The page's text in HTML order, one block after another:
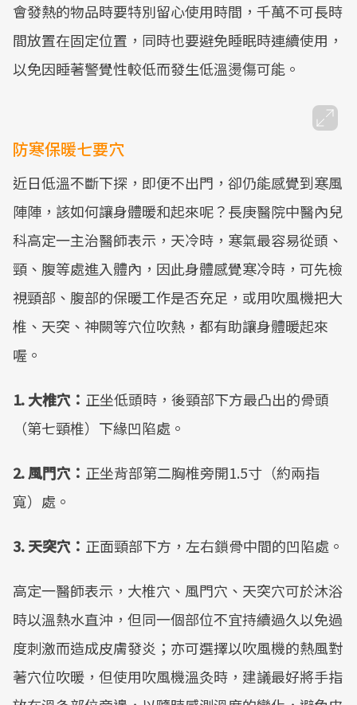
會發熱的物品時要特別留心使用時間，千萬不可長時
間放置在固定位置，同時也要避免睡眠時連續使用，
以免因睡著警覺性較低而發生低溫燙傷可能。
防寒保暖七要穴
近日低溫不斷下探，即便不出門，卻仍能感覺到寒風
陣陣，該如何讓身體暖和起來呢？長庚醫院中醫內兒
科高定一主治醫師表示，天冷時，寒氣最容易從頭、
頸、腹等處進入體內，因此身體感覺寒冷時，可先檢
視頸部、腹部的保暖工作是否充足，或用吹風機把大
椎、天突、神闕等穴位吹熱，都有助讓身體暖起來
喔。
1. 大椎穴： 正坐低頭時，後頸部下方最凸出的骨頭
（第七頸椎）下緣凹陷處。
2. 風門穴： 正坐背部第二胸椎旁開1.5寸（約兩指
寬）處。
3. 天突穴： 正面頸部下方，左右鎖骨中間的凹陷處。
高定一醫師表示，大椎穴、風門穴、天突穴可於沐浴
時以溫熱水直沖，但同一個部位不宜持續過久以免過
度刺激而造成皮膚發炎；亦可選擇以吹風機的熱風對
著穴位吹暖，但使用吹風機溫灸時，建議最好將手指